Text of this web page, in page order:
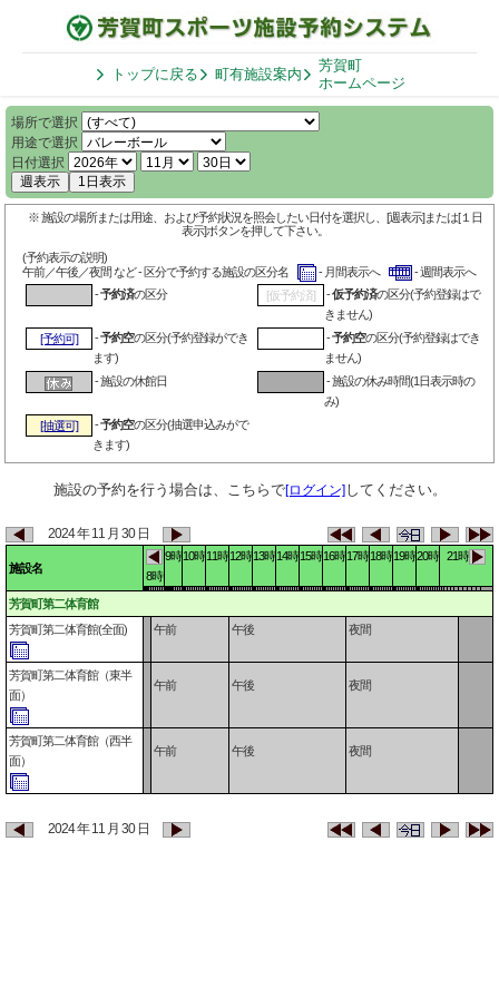
トップに戻る 町有施設案内
芳賀町
ホームページ
場所で選択
用途で選択
日付選択
週表示
1日表示
※ 施設の場所または用途、および予約状況を照会したい日付を選択し、[週表示]または[１日
表示]ボタンを押して下さい。
(予約表示の説明)
午前／午後／夜間 など - 区分で予約する施設の区分名
- 月間表示へ
- 週間表示へ
-予約済の区分 [仮予約済] -仮予約済の区分(予約登録はで
きません)
[予約可]
-予約空の区分(予約登録ができ
ます)
-予約空の区分(予約登録はでき
ません)
- 施設の休館日
- 施設の休み時間(1日表示時の
み)
[抽選可]
-予約空の区分(抽選申込みがで
きます)
施設の予約を行う場合は、こちらで[ログイン]してください。
2024 年 11 月 30 日
施設名
8時
9時10時11時12時13時14時15時16時17時18時19時20時 21時
芳賀町第二体育館
芳賀町第二体育館(全面)
午前 午後 夜間
芳賀町第二体育館（東半
面）
午前 午後 夜間
芳賀町第二体育館（西半
面）
午前 午後 夜間
2024 年 11 月 30 日